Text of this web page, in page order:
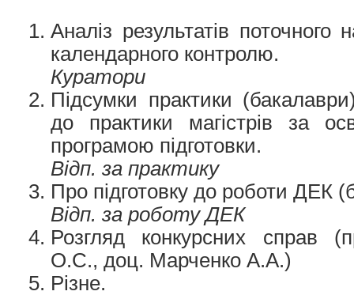
Аналіз результатів поточного
календарного контролю.
Куратори
Підсумки практики
до практики магістрів за
програмою підготовки.
Відп. за практику
Про підготовку до роботи ДЕК
Відп. за роботу ДЕК
Розгляд конкурсних справ
О.С., доц. Марченко А.А.)
Різне.